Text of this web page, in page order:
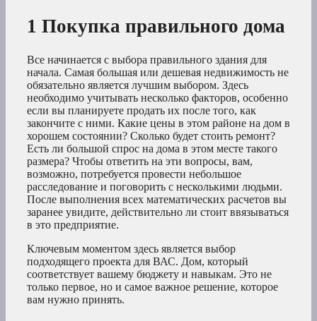
1 Покупка правильного дома
Все начинается с выбора правильного здания для
начала. Самая большая или дешевая недвижимость не
обязательно является лучшим выбором. Здесь
необходимо учитывать несколько факторов, особенно
если вы планируете продать их после того, как
закончите с ними. Какие цены в этом районе на дом в
хорошем состоянии? Сколько будет стоить ремонт?
Есть ли большой спрос на дома в этом месте такого
размера? Чтобы ответить на эти вопросы, вам,
возможно, потребуется провести небольшое
расследование и поговорить с несколькими людьми.
После выполнения всех математических расчетов вы
заранее увидите, действительно ли стоит ввязываться
в это предприятие.
Ключевым моментом здесь является выбор
подходящего проекта для ВАС. Дом, который
соответствует вашему бюджету и навыкам. Это не
только первое, но и самое важное решение, которое
вам нужно принять.